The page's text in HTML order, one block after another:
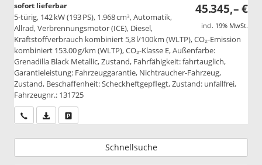
45.345,– €
incl. 19% MwSt.
sofort lieferbar
5-türig, 142 kW (193 PS), 1.968 cm³, Automatik,
Allrad, Verbrennungsmotor (ICE), Diesel,
Kraftstoffverbrauch kombiniert 5,8 l/100km (WLTP), CO₂-Emission
kombiniert 153.00 g/km (WLTP), CO₂-Klasse E, Außenfarbe:
Grenadilla Black Metallic, Zustand, Fahrfähigkeit: fahrtauglich,
Garantieleistung: Fahrzeuggarantie, Nichtraucher-Fahrzeug,
Zustand, Beschaffenheit: Scheckheftgepflegt, Zustand: unfallfrei,
Fahrzeugnr.: 131725
Wir rufen Sie anPDF-Datei, Fahrzeugexposé drucken
Schnellsuche